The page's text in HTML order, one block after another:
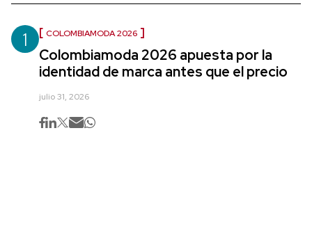
1 COLOMBIAMODA 2026
Colombiamoda 2026 apuesta por la
identidad de marca antes que el precio
julio 31, 2026